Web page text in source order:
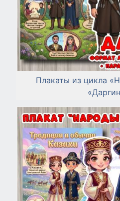
Плакаты из цикла